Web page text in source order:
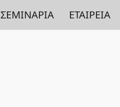
ΣΕΜΙΝΑΡΙΑ ΕΤΑΙΡΕΙΑ